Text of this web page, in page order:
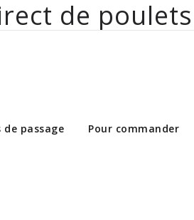
de
aux particuliers et
de passage Pour commander